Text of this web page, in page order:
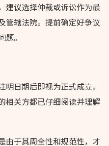
建议选择仲裁或诉讼作为最
管辖法院。提前确定好争议
。
日期后即视为正式成立。
相关方都已仔细阅读并理解
由于其周全性和规范性，才